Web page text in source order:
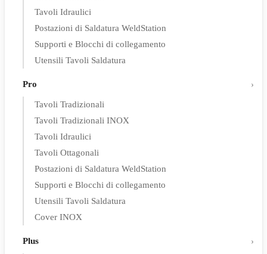
Tavoli Idraulici
Postazioni di Saldatura WeldStation
Supporti e Blocchi di collegamento
Utensili Tavoli Saldatura
Pro
Tavoli Tradizionali
Tavoli Tradizionali INOX
Tavoli Idraulici
Tavoli Ottagonali
Postazioni di Saldatura WeldStation
Supporti e Blocchi di collegamento
Utensili Tavoli Saldatura
Cover INOX
Plus